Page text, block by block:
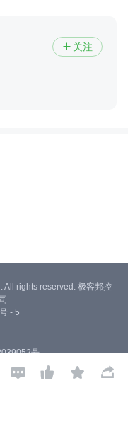
 关注
   
rights reserved. 极客邦控
- 5
号